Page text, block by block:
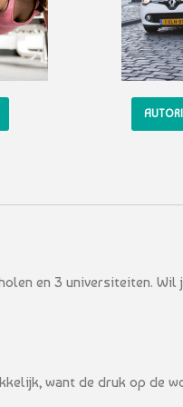
en 3 universiteiten. Wil
want de druk op de